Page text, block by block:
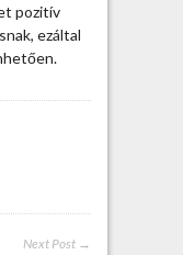
pozitív
ezáltal
Next Post →